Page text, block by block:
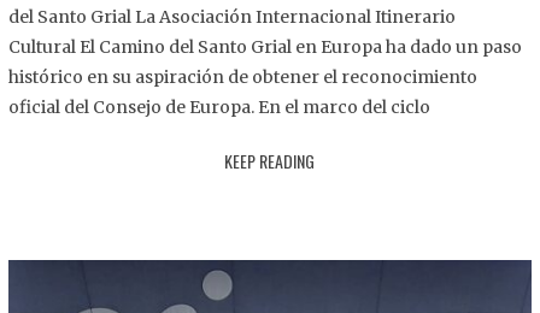
2
2
del Santo Grial La Asociación Internacional Itinerario
Cultural El Camino del Santo Grial en Europa ha dado un paso
histórico en su aspiración de obtener el reconocimiento
oficial del Consejo de Europa. En el marco del ciclo
KEEP READING